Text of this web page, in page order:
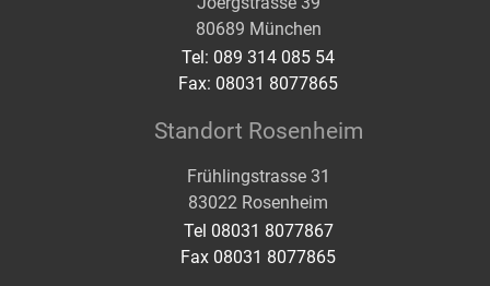
80689 München
Tel: 089 314 085 54
Fax: 08031 8077865
Standort Rosenheim
Frühlingstrasse 31
83022 Rosenheim
Tel 08031 8077867
Fax 08031 8077865